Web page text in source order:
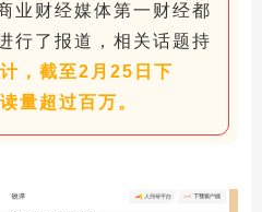
业财经媒体第一财经都
行了报道，相关话题持
，截至2月25日下
量超过百万。